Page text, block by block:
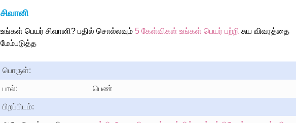
சிவானி
உங்கள் பெயர் சிவானி? பதில் சொல்லவும் 5 கேள்விகள் உங்கள் பெயர் பற்றி சுய விவரத்தை
மேம்படுத்த
பொருள்:
பால்: பெண்
பிறப்பிடம்: